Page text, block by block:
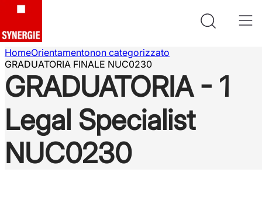
HomeOrientamentonon categorizzato
GRADUATORIA FINALE NUC0230
GRADUATORIA - 1
Legal Specialist
NUC0230